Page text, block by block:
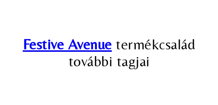
Festive Avenue termékcsalád
további tagjai